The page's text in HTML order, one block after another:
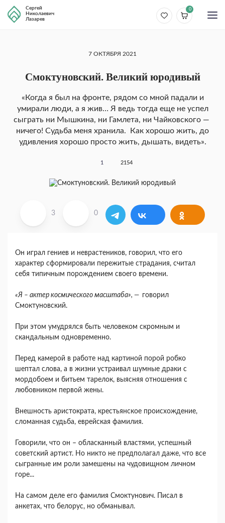
Сергей
Николаевич
Лазарев
0
7 ОКТЯБРЯ 2021
Смоктуновский. Великий юродивый
«Когда я был на фронте, рядом со мной падали и
умирали люди, а я жив… Я ведь тогда еще не успел
сыграть ни Мышкина, ни Гамлета, ни Чайковского —
ничего! Судьба меня хранила. Как хорошо жить, до
удивления хорошо просто жить, дышать, видеть».
1 2154
3 0
Он играл гениев и неврастеников, говорил, что его
характер сформировали пережитые страдания, считал
себя типичным порождением своего времени.
«Я – актер космического масштаба», — говорил
Смоктуновский.
При этом умудрялся быть человеком скромным и
скандальным одновременно.
Перед камерой в работе над картиной порой робко
шептал слова, а в жизни устраивал шумные драки с
мордобоем и битьем тарелок, выясняя отношения с
любовником первой жены.
Внешность аристократа, крестьянское происхождение,
сломанная судьба, еврейская фамилия.
Говорили, что он – обласканный властями, успешный
советский артист. Но никто не предполагал даже, что все
сыгранные им роли замешены на чудовищном личном
горе...
На самом деле его фамилия Смоктунович. Писал в
анкетах, что белорус, но обманывал.